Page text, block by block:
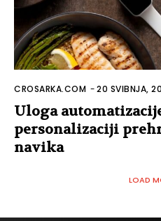
CROSARKA.COM -20 SVIBNJA,
Uloga
personalizaciji
navika
LOAD